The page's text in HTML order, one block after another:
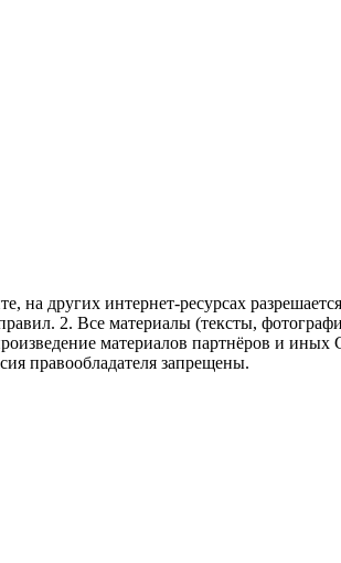
на других интернет-ресурсах
2. Все материалы (тексты,
материалов партнёров и
правообладателя запрещены.